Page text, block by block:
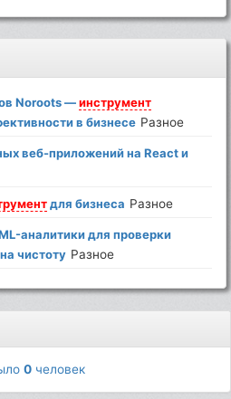
Noroots —инструмент
в бизнесе Разное
веб-приложений на React и
для бизнеса Разное
аналитики для проверки
чистоту Разное
0 человек